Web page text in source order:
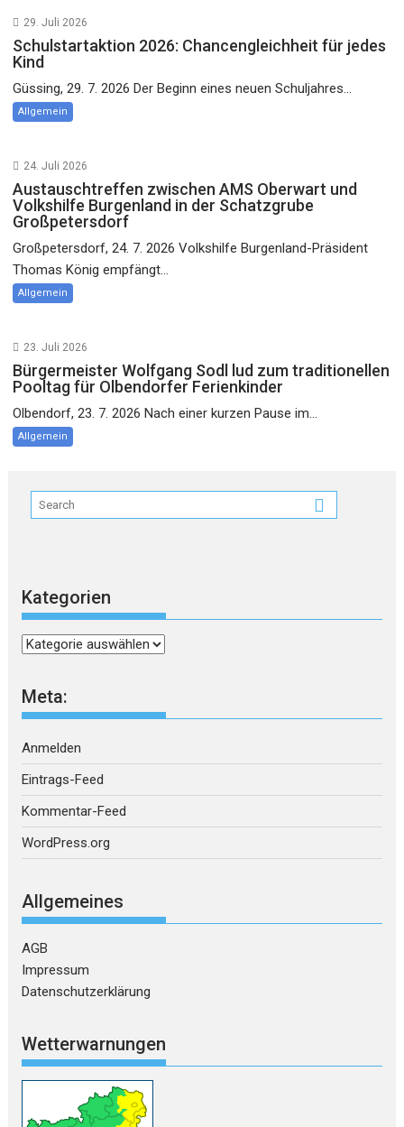
29. Juli 2026
Schulstartaktion 2026: Chancengleichheit für jedes
Kind
Güssing, 29. 7. 2026 Der Beginn eines neuen Schuljahres...
Allgemein
24. Juli 2026
Austauschtreffen zwischen AMS Oberwart und
Volkshilfe Burgenland in der Schatzgrube
Großpetersdorf
Großpetersdorf, 24. 7. 2026 Volkshilfe Burgenland-Präsident
Thomas König empfängt...
Allgemein
23. Juli 2026
Bürgermeister Wolfgang Sodl lud zum traditionellen
Pooltag für Olbendorfer Ferienkinder
Olbendorf, 23. 7. 2026 Nach einer kurzen Pause im...
Allgemein
Kategorien
Kategorien
Meta:
Anmelden
Eintrags-Feed
Kommentar-Feed
WordPress.org
Allgemeines
AGB
Impressum
Datenschutzerklärung
Wetterwarnungen